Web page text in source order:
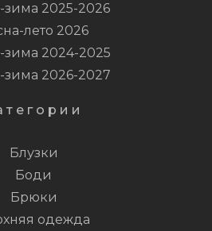
2025-2026
лето 2026
2024-2025
2026-2027
Блузки
Боди
Брюки
одежда